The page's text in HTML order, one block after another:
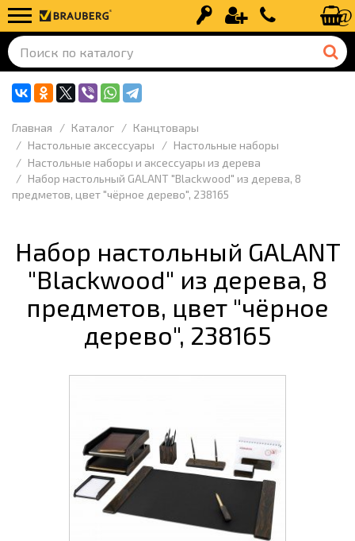
Вход Регистрация+7 (499) 110-
Главная Каталог
Канцтовары
Настольные аксессуары
Настольные наборы
Настольные наборы и аксессуары из дерева
Набор настольный GALANT "Blackwood" из дерева, 8
предметов, цвет "чёрное дерево", 238165
Набор настольный GALANT
"Blackwood" из дерева, 8
предметов, цвет "чёрное
дерево", 238165